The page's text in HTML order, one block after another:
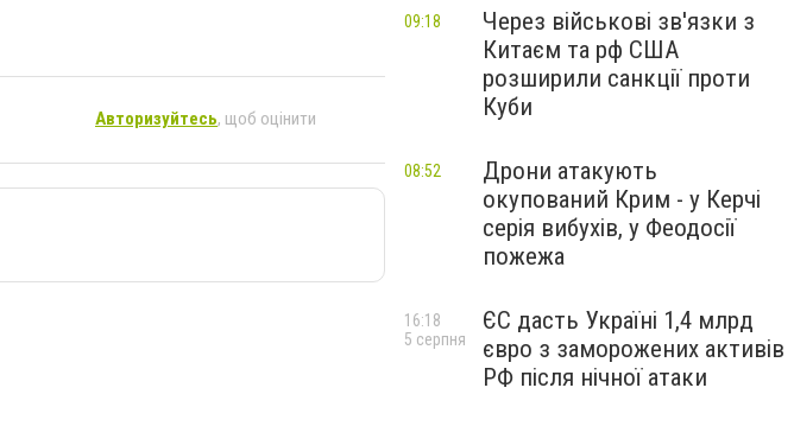
Авторизуйтесь, щоб оцінити
Через військові зв'язки з
Китаєм та рф США
розширили санкції проти
Куби
09:18
Дрони атакують
окупований Крим - у Керчі
серія вибухів, у Феодосії
пожежа
08:52
ЄС дасть Україні 1,4 млрд
євро з заморожених активів
РФ після нічної атаки
16:18
5 серпня